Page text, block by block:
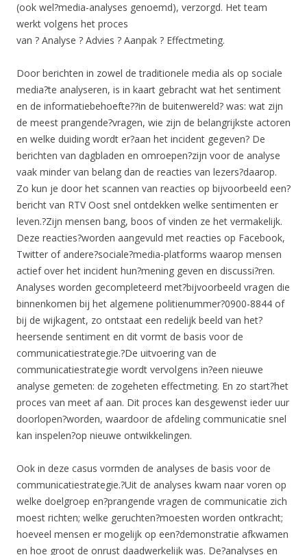
(ook wel?media-analyses genoemd), verzorgd. Het team
werkt volgens het proces
van ? Analyse ? Advies ? Aanpak ? Effectmeting.
Door berichten in zowel de traditionele media als op sociale
media?te analyseren, is in kaart gebracht wat het sentiment
en de informatiebehoefte??in de buitenwereld? was: wat zijn
de meest prangende?vragen, wie zijn de belangrijkste actoren
en welke duiding wordt er?aan het incident gegeven? De
berichten van dagbladen en omroepen?zijn voor de analyse
vaak minder van belang dan de reacties van lezers?daarop.
Zo kun je door het scannen van reacties op bijvoorbeeld een?
bericht van RTV Oost snel ontdekken welke sentimenten er
leven.?Zijn mensen bang, boos of vinden ze het vermakelijk.
Deze reacties?worden aangevuld met reacties op Facebook,
Twitter of andere?sociale?media-platforms waarop mensen
actief over het incident hun?mening geven en discussi?ren.
Analyses worden gecompleteerd met?bijvoorbeeld vragen die
binnenkomen bij het algemene politienummer?0900-8844 of
bij de wijkagent, zo ontstaat een redelijk beeld van het?
heersende sentiment en dit vormt de basis voor de
communicatiestrategie.?De uitvoering van de
communicatiestrategie wordt vervolgens in?een nieuwe
analyse gemeten: de zogeheten effectmeting. En zo start?het
proces van meet af aan. Dit proces kan desgewenst ieder uur
doorlopen?worden, waardoor de afdeling communicatie snel
kan inspelen?op nieuwe ontwikkelingen.
Ook in deze casus vormden de analyses de basis voor de
communicatiestrategie.?Uit de analyses kwam naar voren op
welke doelgroep en?prangende vragen de communicatie zich
moest richten; welke geruchten?moesten worden ontkracht;
hoeveel mensen er mogelijk op een?demonstratie afkwamen
en hoe groot de onrust daadwerkelijk was. De?analyses en